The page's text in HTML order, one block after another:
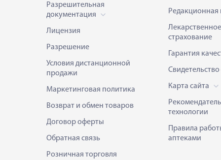
Разрешительная
документация
Лицензия
Разрешение
Условия дистанционной
продажи
Маркетинговая политика
Возврат и обмен товаров
Договор оферты
Обратная связь
Розничная торговля
Редакционная
Лекарственное
страхование
Гарантия
Карта сайта
технологии
Правила
аптеками